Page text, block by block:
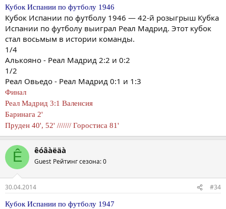
Кубок Испании по футболу 1946
Кубок Испании по футболу 1946 — 42-й розыгрыш Кубка
Испании по футболу выиграл Реал Мадрид. Этот кубок
стал восьмым в истории команды.
1/4
Алькояно - Реал Мадрид 2:2 и 0:2
1/2
Реал Овьедо - Реал Мадрид 0:1 и 1:3
Финал
Реал Мадрид 3:1 Валенсия
Баринага 2'
Пруден 40', 52' /////// Горостиса 81'
Ê êóâàëäà
Guest Рейтинг сезона: 0
30.04.2014 #34
Кубок Испании по футболу 1947